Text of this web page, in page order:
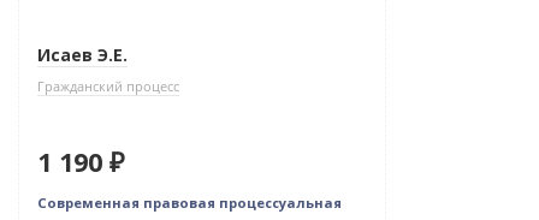
Исаев Э.Е.
Гражданский процесс
1 190 ₽
Современная правовая процессуальная